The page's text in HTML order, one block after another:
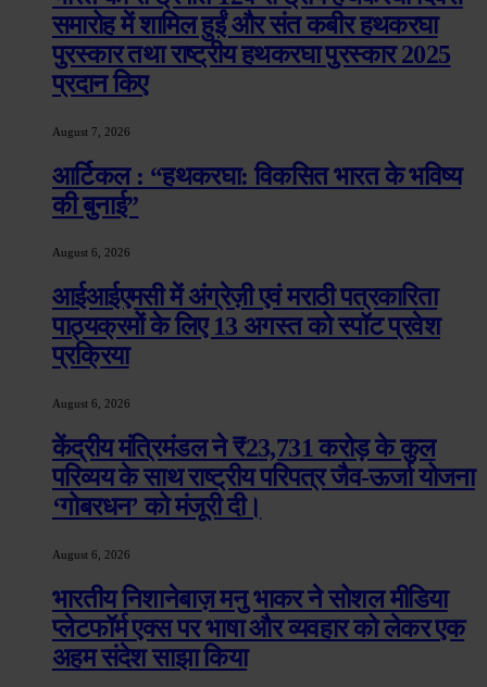
समारोह में शामिल हुईं और संत कबीर हथकरघा
पुरस्कार तथा राष्ट्रीय हथकरघा पुरस्कार 2025
प्रदान किए
August 7, 2026
आर्टिकल : “हथकरघा: विकसित भारत के भविष्य
की बुनाई”
August 6, 2026
आईआईएमसी में अंग्रेज़ी एवं मराठी पत्रकारिता
पाठ्यक्रमों के लिए 13 अगस्त को स्पॉट प्रवेश
प्रक्रिया
August 6, 2026
केंद्रीय मंत्रिमंडल ने ₹23,731 करोड़ के कुल
परिव्यय के साथ राष्ट्रीय परिपत्र जैव-ऊर्जा योजना
‘गोबरधन’ को मंजूरी दी।
August 6, 2026
भारतीय निशानेबाज़ मनु भाकर ने सोशल मीडिया
प्लेटफॉर्म एक्स पर भाषा और व्यवहार को लेकर एक
अहम संदेश साझा किया